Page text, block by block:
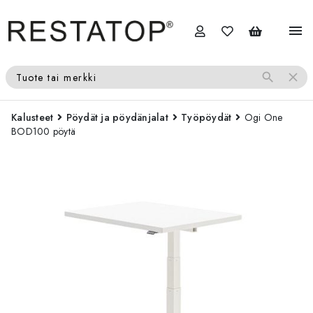
menu
Tuote tai merkki search close
Kalusteet Pöydät ja pöydänjalat Työpöydät
Ogi One
BOD100 pöytä